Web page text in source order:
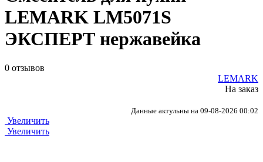
LEMARK LM5071S
ЭКСПЕРТ нержавейка
0 отзывов
LEMARK
На заказ
Данные актульны на 09-08-2026 00:02
Увеличить
Увеличить